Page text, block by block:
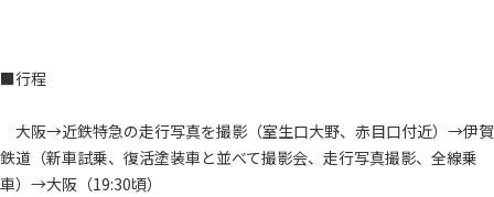
■行程
大阪→近鉄特急の走行写真を撮影（室生口大野、赤目口付近）→伊賀
鉄道（新車試乗、復活塗装車と並べて撮影会、走行写真撮影、全線乗
車）→大阪（19:30頃）